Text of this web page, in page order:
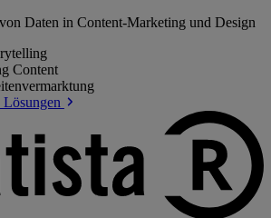
Daten in Content-Marketing und Design
Content